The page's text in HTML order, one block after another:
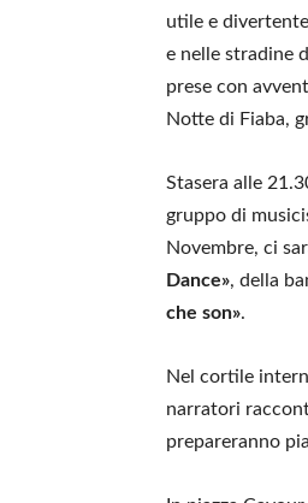
utile e
e nelle stradine
prese con
Notte di Fiaba,
Stasera alle
gruppo di
Novembre, ci
Dance», della
che son».
Nel cortile
narratori
prepareranno